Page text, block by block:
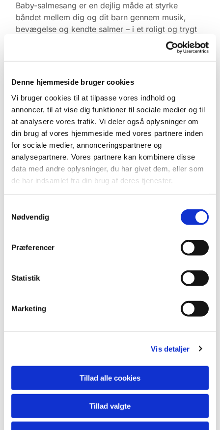
Denne hjemmeside bruger cookies
Vi bruger cookies til at tilpasse vores indhold og
annoncer, til at vise dig funktioner til sociale medier og til
at analysere vores trafik. Vi deler også oplysninger om
din brug af vores hjemmeside med vores partnere inden
for sociale medier, annonceringspartnere og
analysepartnere. Vores partnere kan kombinere disse
data med andre oplysninger, du har givet dem, eller som
de har indsamlet fra din brug af deres tjenester.
Nødvendig
Præferencer
Statistik
Marketing
Vis detaljer
Tillad alle cookies
Tillad valgte
Baby-salmesang er en dejlig måde at styrke
båndet mellem dig og dit barn gennem musik,
bevægelse og kendte salmer – i et roligt og trygt
Tid & Sted:
Torsdage kl. 10.00
Tilmelding:
Kontakt Pernille Rasmussen på:
Mobil: +45 31521240
Mail: pernilleegholm@live.dk
Alle er velkomne – uanset om du er vant til at
komme i kirke eller ej. Tag din baby under armen,